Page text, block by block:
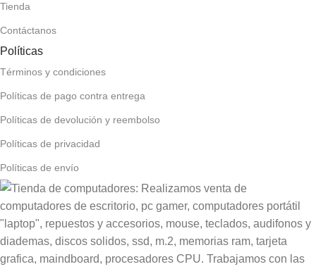
Tienda
Contáctanos
Políticas
Términos y condiciones
Políticas de pago contra entrega
Políticas de devolución y reembolso
Políticas de privacidad
Políticas de envío